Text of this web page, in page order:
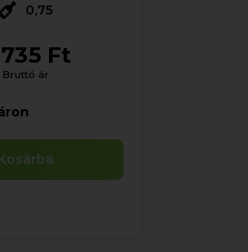
0,75
Ft
Bruttó ár